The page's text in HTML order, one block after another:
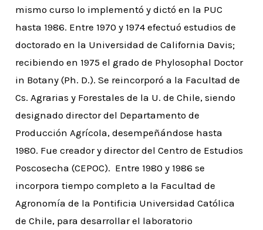
mismo curso lo implementó y dictó en la PUC
hasta 1986. Entre 1970 y 1974 efectuó estudios de
doctorado en la Universidad de California Davis;
recibiendo en 1975 el grado de Phylosophal Doctor
in Botany (Ph. D.). Se reincorporó a la Facultad de
Cs. Agrarias y Forestales de la U. de Chile, siendo
designado director del Departamento de
Producción Agrícola, desempeñándose hasta
1980. Fue creador y director del Centro de Estudios
Poscosecha (CEPOC). Entre 1980 y 1986 se
incorpora tiempo completo a la Facultad de
Agronomía de la Pontificia Universidad Católica
de Chile, para desarrollar el laboratorio